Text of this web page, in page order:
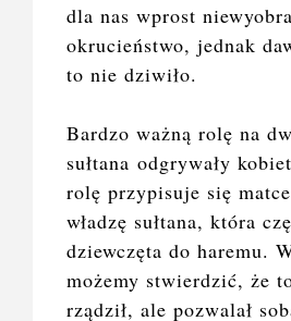
dla nas wprost
okrucieństwo, jednak
to nie dziwiło.
Bardzo ważną rolę na
sułtanaodgrywały k
rolę przypisuje się
władzę sułtana, która
dziewczęta do haremu.
możemy stwierdzić, że
rządził, ale pozwalał